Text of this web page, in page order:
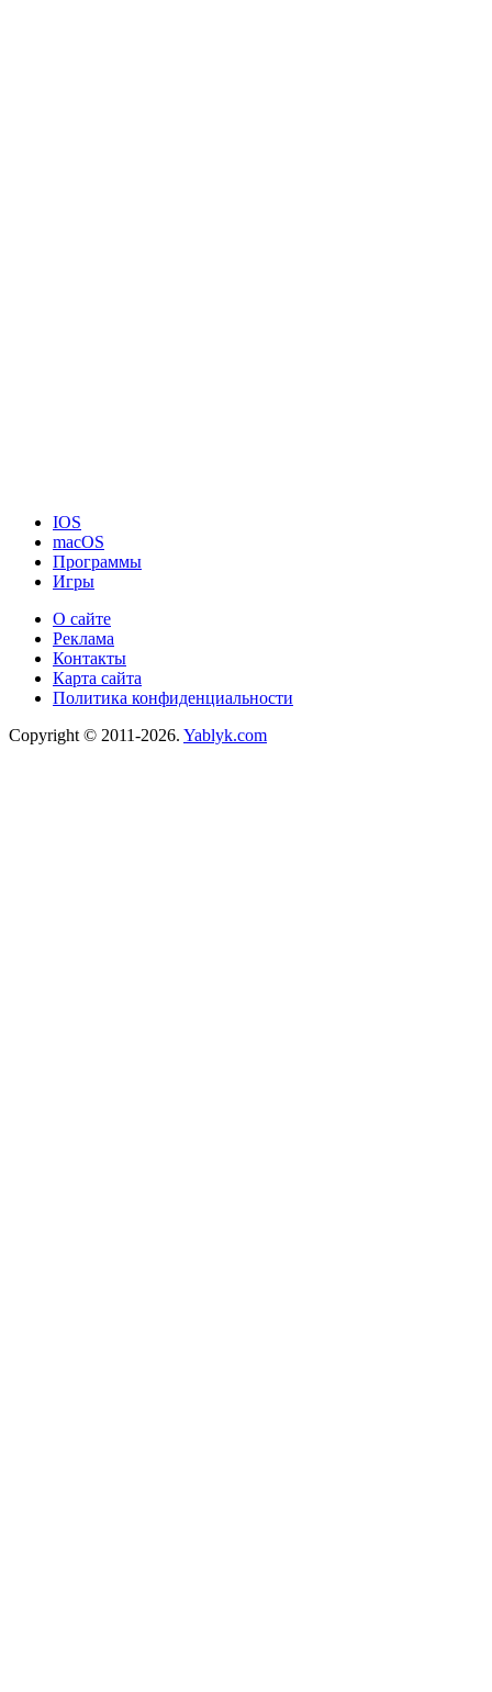
IOS
macOS
Программы
Игры
О сайте
Реклама
Контакты
Карта сайта
Политика конфиденциальности
Copyright © 2011-2026. Yablyk.сom